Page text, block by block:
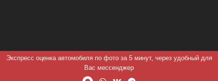
Экспресс оценка автомобиля по фото за 5 минут, через удобный для
Вас мессенджер